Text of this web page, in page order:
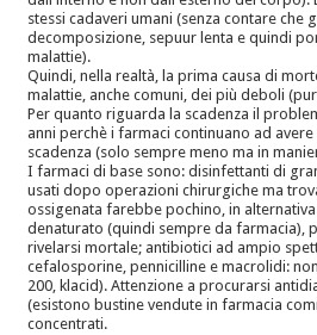
stessi cadaveri umani (senza contare che
decomposizione, sepuur lenta e quindi
malattie).
Quindi, nella realtà, la prima causa di
malattie, anche comuni, dei più deboli
Per quanto riguarda la scadenza il
anni perchè i farmaci continuano ad
scadenza (solo sempre meno ma in
I farmaci di base sono: disinfettanti di
usati dopo operazioni chirurgiche ma
ossigenata farebbe pochino, in
denaturato (quindi sempre da farmacia),
rivelarsi mortale; antibiotici ad ampio
cefalosporine, pennicilline e macrolidi:
200, klacid). Attenzione a procurarsi
(esistono bustine vendute in farmacia
concentrati.